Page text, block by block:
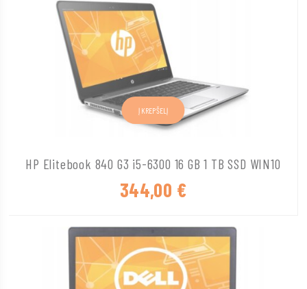
HP Elitebook 840 G3 i5-6300 16 GB 1 TB SSD WIN10
344,00 €
Į KREPŠELĮ